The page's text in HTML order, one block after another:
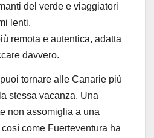
del verde e viaggiatori
lenti.
remota e autentica, adatta
davvero.
tornare alle Canarie più
stessa vacanza. Una
non assomiglia a una
come Fuerteventura ha